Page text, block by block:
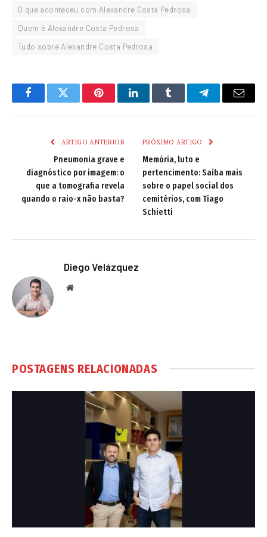
O que aconteceu com Alexandre Costa Pedrosa
Quem é Alexandre Costa Pedrosa
Tudo sobre Alexandre Costa Pedrosa
FacebookTwitter PinterestLinkedInTumblr TelegramEmail
ARTIGO ANTERIOR
Pneumonia grave e
diagnóstico por imagem: o
que a tomografia revela
quando o raio-x não basta?
PRÓXIMO ARTIGO
Memória, luto e
pertencimento: Saiba mais
sobre o papel social dos
cemitérios, com Tiago
Schietti
Diego Velázquez
Website
POSTAGENS RELACIONADAS